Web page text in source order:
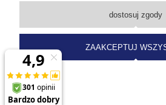
dostosuj zgody
ZAAKCEPTUJ